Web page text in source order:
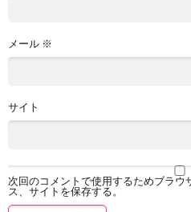
メール ※
サイト
次回のコメントで使用するためブラウ
ス、サイトを保存する。